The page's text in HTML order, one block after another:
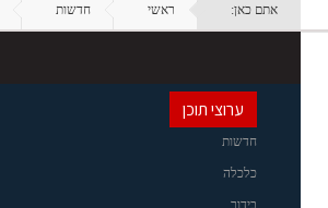
אתם כאן: ראשי חדשות
ערוצי תוכן
חדשות
כלכלה
בידור